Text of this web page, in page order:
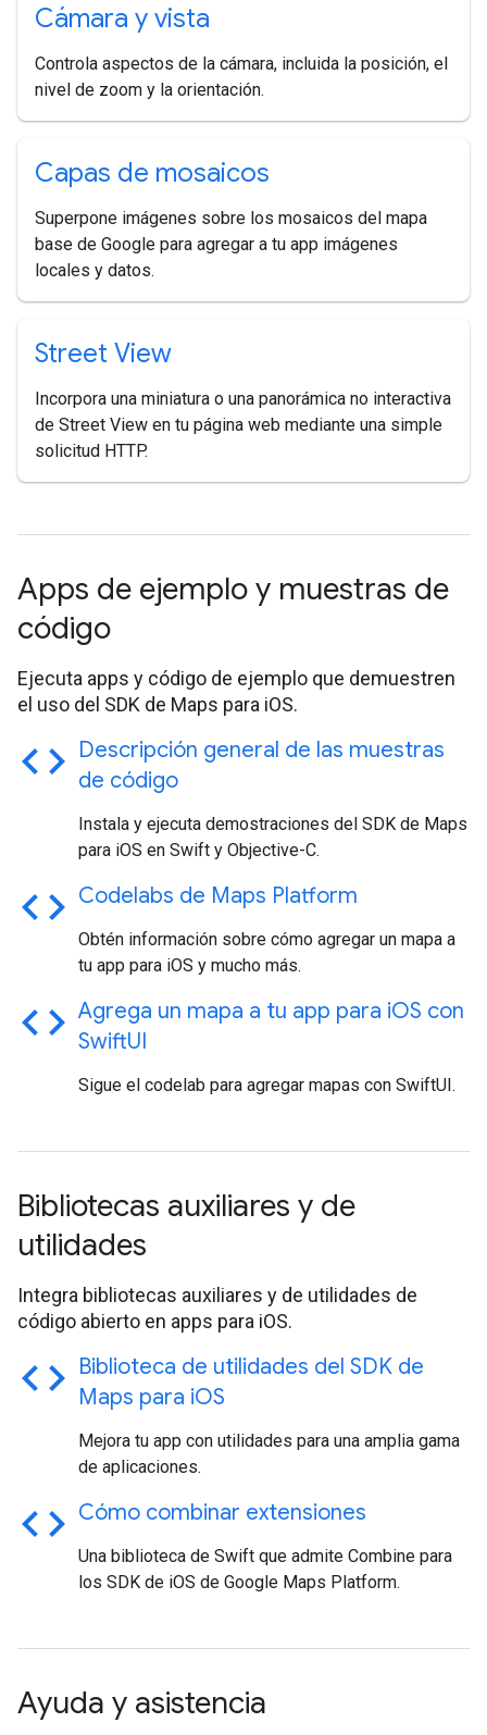
Cámara y vista
Controla aspectos de la cámara, incluida la posición, el
nivel de zoom y la orientación.
Capas de mosaicos
Superpone imágenes sobre los mosaicos del mapa
base de Google para agregar a tu app imágenes
locales y datos.
Street View
Incorpora una miniatura o una panorámica no interactiva
de Street View en tu página web mediante una simple
solicitud HTTP.
Apps de ejemplo y muestras de
código
Ejecuta apps y código de ejemplo que demuestren
el uso del SDK de Maps para iOS.
code Descripción general de las muestras
de código
Instala y ejecuta demostraciones del SDK de Maps
para iOS en Swift y Objective-C.
code Codelabs de Maps Platform
Obtén información sobre cómo agregar un mapa a
tu app para iOS y mucho más.
code Agrega un mapa a tu app para iOS con
SwiftUI
Sigue el codelab para agregar mapas con SwiftUI.
Bibliotecas auxiliares y de
utilidades
Integra bibliotecas auxiliares y de utilidades de
código abierto en apps para iOS.
code Biblioteca de utilidades del SDK de
Maps para iOS
Mejora tu app con utilidades para una amplia gama
de aplicaciones.
code Cómo combinar extensiones
Una biblioteca de Swift que admite Combine para
los SDK de iOS de Google Maps Platform.
Ayuda y asistencia